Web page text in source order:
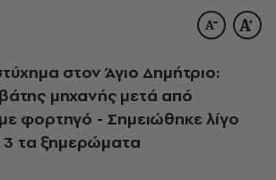
στον Άγιο Δημήτριο:
μηχανής μετά από
φορτηγό - Σημειώθηκε λίγο
3 τα ξημερώματα